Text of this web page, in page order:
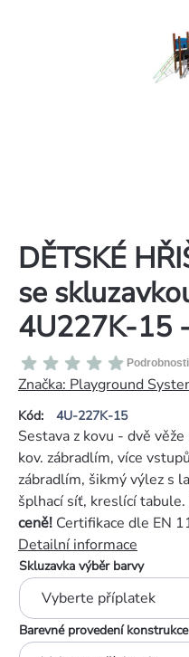
DĚTSKÉ
se
4U227K-15
Kód: 4U-227K-15
Průměrné
hodnocení
produktu
je
0,0
5
hvězdiček.
Značka: Playground
Skluzavka výběr barvy
Barevné provedení konstrukce
Sestava z kovu - dvě
kov. zábradlím, více
zábradlím, šikmý výlez s
šplhací síť, kreslící tabule.
ceně! Certifikace dle EN
Detailní informace